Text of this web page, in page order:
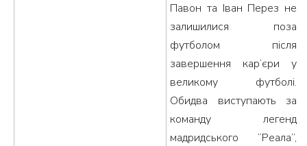
Павон та Іван Перез не
залишилися поза
футболом після
завершення кар’єри у
великому футболі.
Обидва виступають за
команду легенд
мадридського “Реала”,